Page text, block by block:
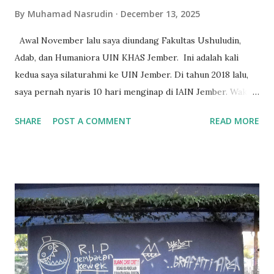
By Muhamad Nasrudin December 13, 2025
Awal November lalu saya diundang Fakultas Ushuludin,
Adab, dan Humaniora UIN KHAS Jember. Ini adalah kali
kedua saya silaturahmi ke UIN Jember. Di tahun 2018 lalu,
saya pernah nyaris 10 hari menginap di IAIN Jember. Waktu
Fakultas Syariah. Kali ini bukan untuk sidang semu, tapi
Saya diundang oleh Koordinator pengelola jurnal di
Fakultas Ushuludin, Mas Fathoni. Ia kawan baik sejak zaman
mahasiswa, saat sama-sama aktif di pers mahasiswa. Saya di
LPM Justisia IAIN Walisongo. Fathoni di LPM Poros UAD
Yogyakarta. Dan kita aktif di PPMI (Perhimpunan Pers
SHARE POST A COMMENT READ MORE